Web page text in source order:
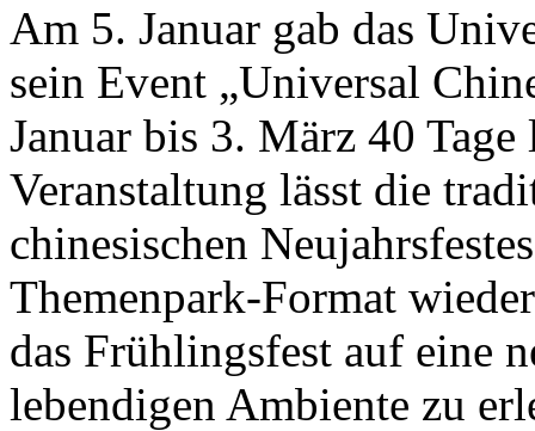
Am 5. Januar gab das
sein Event „Universal
Januar bis 3. März 40
Veranstaltung lässt die
chinesischen
Themenpark-Format
das Frühlingsfest auf eine
lebendigen Ambiente zu